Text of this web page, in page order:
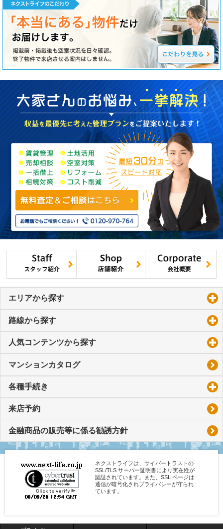
エリアから探す
路線から探す
人気コンテンツから探す
マンションカタログ
各種手続き
来店予約
金融商品の販売等に係る勧誘方針
ネクストライフは、サイバートラストの
SSL/TLS サーバー証明書により実在性が
認証されています。また、SSL ページは
通信が暗号化されプライバシーが守られ
ています。